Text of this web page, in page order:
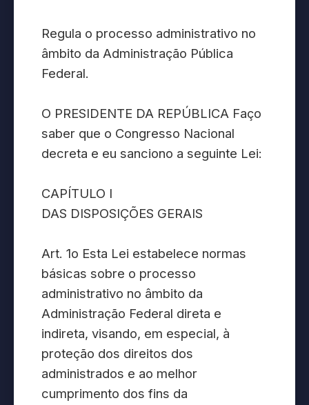
Regula o processo administrativo no
âmbito da Administração Pública
Federal.
O PRESIDENTE DA REPÚBLICA Faço
saber que o Congresso Nacional
decreta e eu sanciono a seguinte Lei:
CAPÍTULO I
DAS DISPOSIÇÕES GERAIS
Art. 1o Esta Lei estabelece normas
básicas sobre o processo
administrativo no âmbito da
Administração Federal direta e
indireta, visando, em especial, à
proteção dos direitos dos
administrados e ao melhor
cumprimento dos fins da